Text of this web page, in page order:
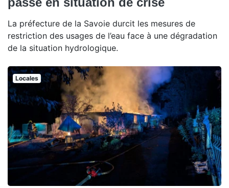
La préfecture de la Savoie durcit les mesures de
restriction des usages de l’eau face à une dégradation
de la situation hydrologique.
Locales